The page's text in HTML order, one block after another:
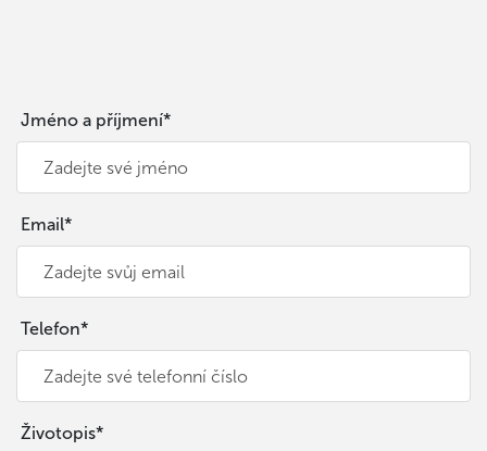
Jméno a příjmení*
Email*
Telefon*
Životopis*